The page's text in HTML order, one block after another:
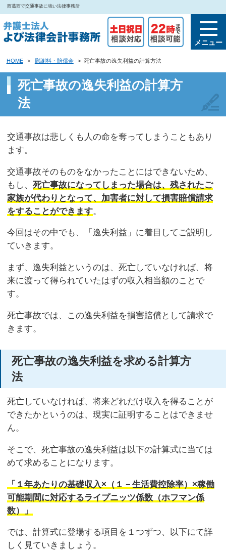
西葛西で交通事故に強い法律事務所
HOME > 慰謝料・賠償金 > 死亡事故の逸失利益の計算方法
死亡事故の逸失利益の計算方
法
交通事故は悲しくも人の命を奪ってしまうこともあり
ます。
交通事故そのものをなかったことにはできないため、
もし、 死亡事故になってしまった場合は、残されたご
家族が代わりとなって、加害者に対して損害賠償請求
をすることができます。
今回はその中でも、「逸失利益」に着目してご説明し
ていきます。
まず、逸失利益というのは、死亡していなければ、将
来に渡って得られていたはずの収入相当額のことで
す。
死亡事故では、この逸失利益を損害賠償として請求で
きます。
死亡事故の逸失利益を求める計算方
法
死亡していなければ、将来どれだけ収入を得ることが
できたかというのは、現実に証明することはできませ
ん。
そこで、死亡事故の逸失利益は以下の計算式に当ては
めて求めることになります。
「１年あたりの基礎収入×（１－生活費控除率）×稼働
可能期間に対応するライプニッツ係数（ホフマン係
数）」
では、計算式に登場する項目を１つずつ、以下にて詳
しく見ていきましょう。